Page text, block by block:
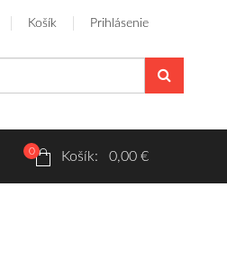
Košík Prihlásenie
0 Košík: 0,00 €